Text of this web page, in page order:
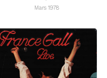
Mars 1978